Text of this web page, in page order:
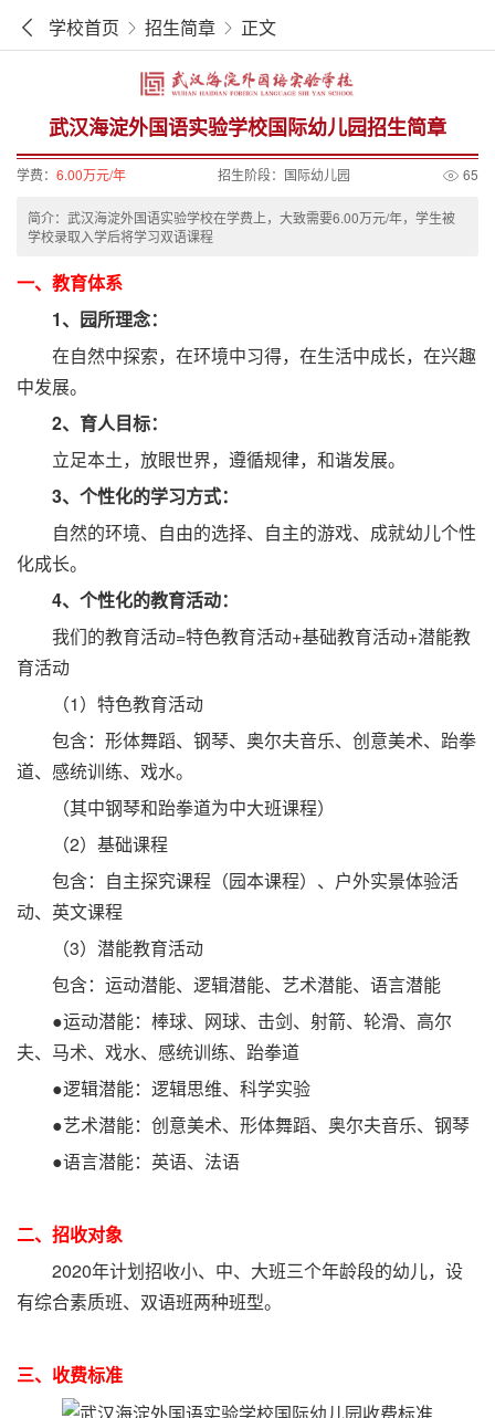
学校首页 招生简章 正文
武汉海淀外国语实验学校国际幼儿园招生简章
学费： 6.00万元/年 招生阶段： 国际幼儿园 65
简介：武汉海淀外国语实验学校在学费上，大致需要6.00万元/年，学生被
学校录取入学后将学习双语课程
一、教育体系
1、园所理念：
在自然中探索，在环境中习得，在生活中成长，在兴趣
中发展。
2、育人目标：
立足本土，放眼世界，遵循规律，和谐发展。
3、个性化的学习方式：
自然的环境、自由的选择、自主的游戏、成就幼儿个性
化成长。
4、个性化的教育活动：
我们的教育活动=特色教育活动+基础教育活动+潜能教
育活动
（1）特色教育活动
包含：形体舞蹈、钢琴、奥尔夫音乐、创意美术、跆拳
道、感统训练、戏水。
（其中钢琴和跆拳道为中大班课程）
（2）基础课程
包含：自主探究课程（园本课程）、户外实景体验活
动、英文课程
（3）潜能教育活动
包含：运动潜能、逻辑潜能、艺术潜能、语言潜能
●运动潜能：棒球、网球、击剑、射箭、轮滑、高尔
夫、马术、戏水、感统训练、跆拳道
●逻辑潜能：逻辑思维、科学实验
●艺术潜能：创意美术、形体舞蹈、奥尔夫音乐、钢琴
●语言潜能：英语、法语
二、招收对象
2020年计划招收小、中、大班三个年龄段的幼儿，设
有综合素质班、双语班两种班型。
三、收费标准